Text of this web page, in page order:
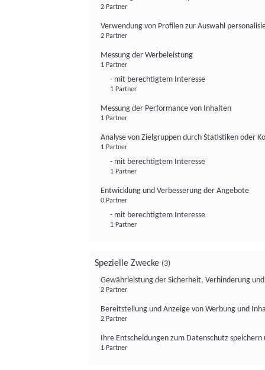
2 Partner
Verwendung von Profilen zur Auswahl
2 Partner
Messung der Werbeleistung
1 Partner
- mit berechtigtem Interesse
1 Partner
Messung der Performance von Inhalten
1 Partner
Analyse von Zielgruppen durch Statistiken oder
1 Partner
- mit berechtigtem Interesse
1 Partner
Entwicklung und Verbesserung der Angebote
0 Partner
- mit berechtigtem Interesse
1 Partner
Spezielle Zwecke (3)
Gewährleistung der Sicherheit, Verhinderung
2 Partner
Bereitstellung und Anzeige von Werbung und
2 Partner
Ihre Entscheidungen zum Datenschutz
1 Partner